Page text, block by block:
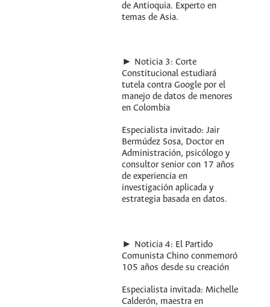
de Antioquia. Experto en
temas de Asia.
► Noticia 3: Corte
Constitucional estudiará
tutela contra Google por el
manejo de datos de menores
en Colombia
Especialista invitado: Jair
Bermúdez Sosa, Doctor en
Administración, psicólogo y
consultor senior con 17 años
de experiencia en
investigación aplicada y
estrategia basada en datos.
► Noticia 4: El Partido
Comunista Chino conmemoró
105 años desde su creación
Especialista invitada: Michelle
Calderón, maestra en